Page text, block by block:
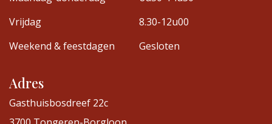
Vrijdag
8.30-12u00
Weekend & feestdagen
Gesloten
Adres
Gasthuisbosdreef 22c